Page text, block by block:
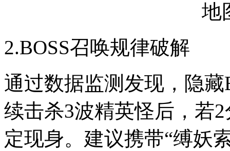
2.BOSS召唤规律破解
通过数据监测发现，隐藏
续击杀3波精英怪后，若
定现身。建议携带“缚妖